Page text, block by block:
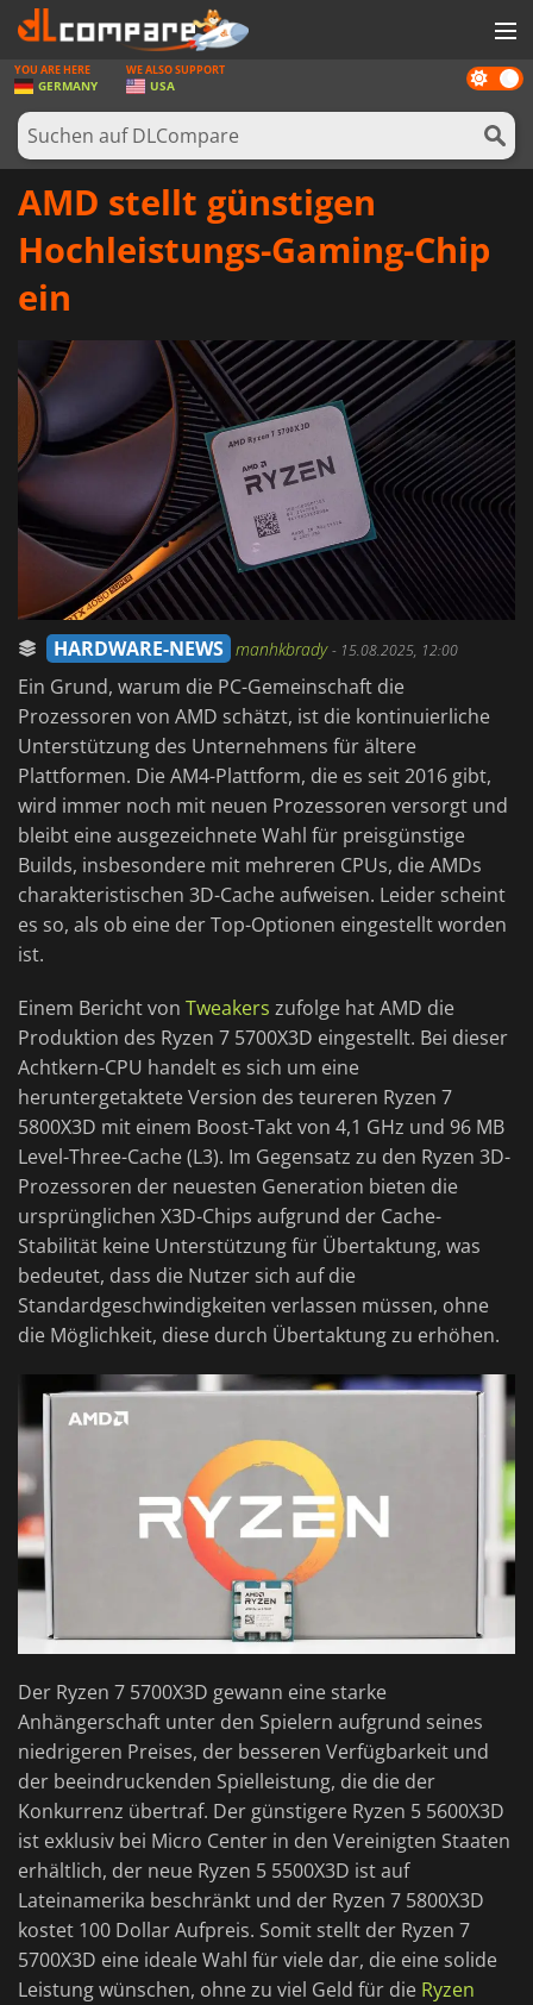
SPIELE
SPIEL KARTEN
SOFTWARE
ANMELDEN ODER REGISTRIEREN
Dark
mode
YOU ARE HERE
GERMANY
WE ALSO SUPPORT
USA
AMD stellt günstigen
Hochleistungs-Gaming-Chip
ein
HARDWARE-NEWS manhkbrady- 15.08.2025, 12:00
Ein Grund, warum die PC-Gemeinschaft die
Prozessoren von AMD schätzt, ist die kontinuierliche
Unterstützung des Unternehmens für ältere
Plattformen. Die AM4-Plattform, die es seit 2016 gibt,
wird immer noch mit neuen Prozessoren versorgt und
bleibt eine ausgezeichnete Wahl für preisgünstige
Builds, insbesondere mit mehreren CPUs, die AMDs
charakteristischen 3D-Cache aufweisen. Leider scheint
es so, als ob eine der Top-Optionen eingestellt worden
ist.
Einem Bericht von Tweakers zufolge hat AMD die
Produktion des Ryzen 7 5700X3D eingestellt. Bei dieser
Achtkern-CPU handelt es sich um eine
heruntergetaktete Version des teureren Ryzen 7
5800X3D mit einem Boost-Takt von 4,1 GHz und 96 MB
Level-Three-Cache (L3). Im Gegensatz zu den Ryzen 3D-
Prozessoren der neuesten Generation bieten die
ursprünglichen X3D-Chips aufgrund der Cache-
Stabilität keine Unterstützung für Übertaktung, was
bedeutet, dass die Nutzer sich auf die
Standardgeschwindigkeiten verlassen müssen, ohne
die Möglichkeit, diese durch Übertaktung zu erhöhen.
Der Ryzen 7 5700X3D gewann eine starke
Anhängerschaft unter den Spielern aufgrund seines
niedrigeren Preises, der besseren Verfügbarkeit und
der beeindruckenden Spielleistung, die die der
Konkurrenz übertraf. Der günstigere Ryzen 5 5600X3D
ist exklusiv bei Micro Center in den Vereinigten Staaten
erhältlich, der neue Ryzen 5 5500X3D ist auf
Lateinamerika beschränkt und der Ryzen 7 5800X3D
kostet 100 Dollar Aufpreis. Somit stellt der Ryzen 7
5700X3D eine ideale Wahl für viele dar, die eine solide
Leistung wünschen, ohne zu viel Geld für die Ryzen